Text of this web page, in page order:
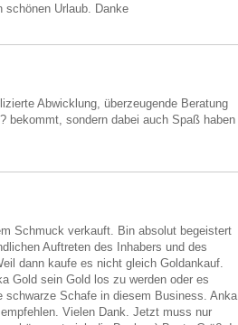
schönen Urlaub. Danke
Abwicklung, überzeugende Beratung
bekommt, sondern dabei auch Spaß haben
Schmuck verkauft. Bin absolut begeistert
Auftreten des Inhabers und des
dann kaufe es nicht gleich Goldankauf.
Gold sein Gold los zu werden oder es
Schafe in diesem Business. Anka
Vielen Dank. Jetzt muss nur